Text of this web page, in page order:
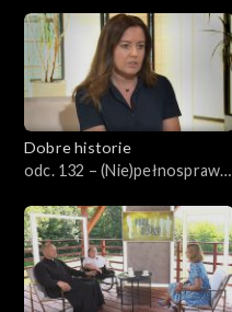
Dobre historie
odc. 132 – (Nie)pełnosprawni